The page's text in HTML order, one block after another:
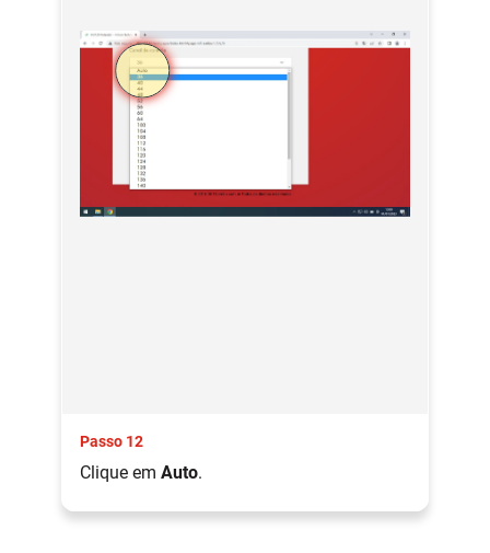
Passo 12
Clique em Auto.